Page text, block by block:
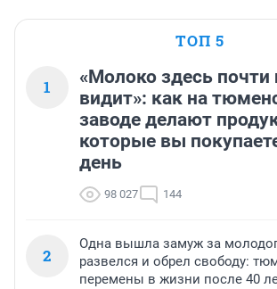
ТОП 5
1
«Молоко здесь почти
видит»: как на
заводе делают
которые вы
день
98 027 144
2
Одна вышла замуж за
развелся и обрел свободу:
перемены в жизни после 40